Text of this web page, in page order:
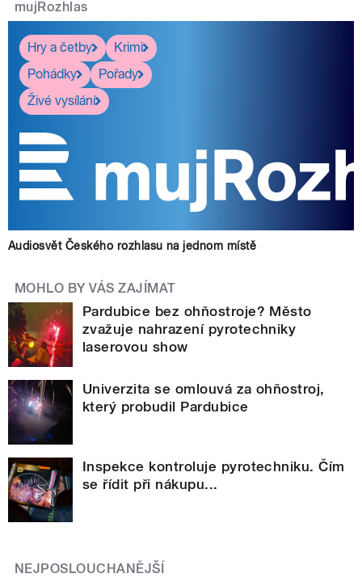
mujRozhlas
Hry a četby
Krimi
Pohádky
Pořady
Živé vysílání
Audiosvět Českého rozhlasu na jednom místě
MOHLO BY VÁS ZAJÍMAT
Pardubice bez ohňostroje? Město
zvažuje nahrazení pyrotechniky
laserovou show
Univerzita se omlouvá za ohňostroj,
který probudil Pardubice
Inspekce kontroluje pyrotechniku. Čím
se řídit při nákupu...
NEJPOSLOUCHANĚJŠÍ